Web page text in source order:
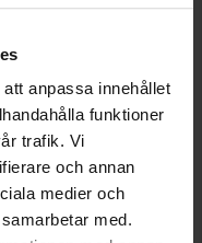
anpassa innehållet
funktioner
trafik. Vi
och annan
medier och
med.